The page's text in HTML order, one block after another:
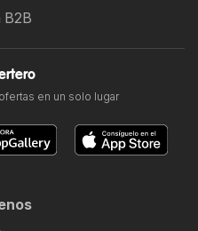
B2B
en un solo lugar